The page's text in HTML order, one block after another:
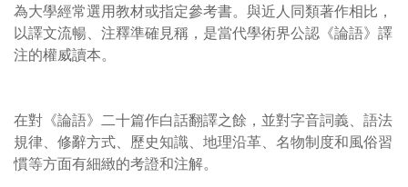
為大學經常選用教材或指定參考書。與近人同類著作相比，
以譯文流暢、注釋準確見稱，是當代學術界公認《論語》譯
注的權威讀本。
在對《論語》二十篇作白話翻譯之餘，並對字音詞義、語法
規律、修辭方式、歷史知識、地理沿革、名物制度和風俗習
慣等方面有細緻的考證和注解。